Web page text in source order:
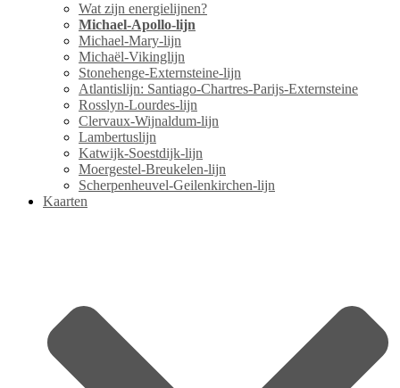
Wat zijn energielijnen?
Michael-Apollo-lijn
Michael-Mary-lijn
Michaël-Vikinglijn
Stonehenge-Externsteine-lijn
Atlantislijn: Santiago-Chartres-Parijs-Externsteine
Rosslyn-Lourdes-lijn
Clervaux-Wijnaldum-lijn
Lambertuslijn
Katwijk-Soestdijk-lijn
Moergestel-Breukelen-lijn
Scherpenheuvel-Geilenkirchen-lijn
Kaarten